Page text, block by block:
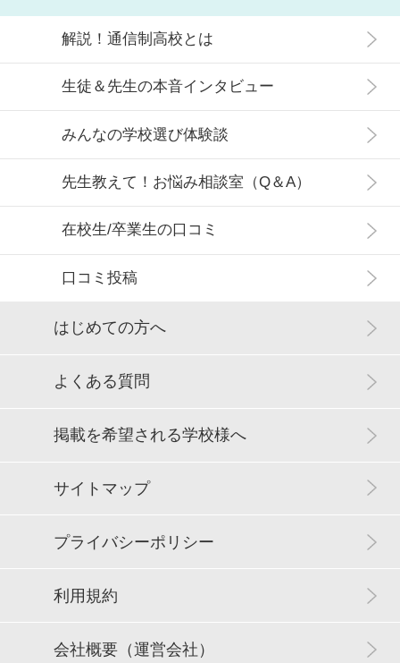
解説！通信制高校とは
生徒＆先生の本音インタビュー
みんなの学校選び体験談
先生教えて！お悩み相談室（Q＆A）
在校生/卒業生の口コミ
口コミ投稿
はじめての方へ
よくある質問
掲載を希望される学校様へ
サイトマップ
プライバシーポリシー
利用規約
会社概要（運営会社）